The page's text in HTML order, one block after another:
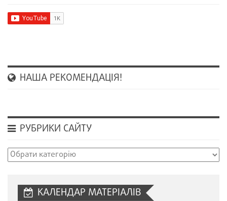
НАША РЕКОМЕНДАЦІЯ!
РУБРИКИ САЙТУ
Рубрики
КАЛЕНДАР МАТЕРІАЛІВ